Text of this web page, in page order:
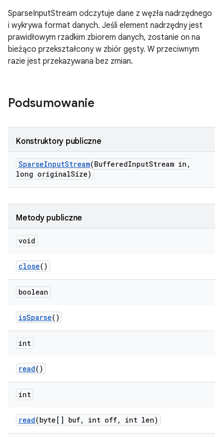
SparseInputStream odczytuje dane z węzła nadrzędnego
i wykrywa format danych. Jeśli element nadrzędny jest
prawidłowym rzadkim zbiorem danych, zostanie on na
bieżąco przekształcony w zbiór gęsty. W przeciwnym
razie jest przekazywana bez zmian.
Podsumowanie
Konstruktory publiczne
SparseInputStream(BufferedInputStream in ,
long originalSize)
Metody publiczne
void
close()
boolean
isSparse()
int
read()
int
read(byte[] buf, int off, int len)